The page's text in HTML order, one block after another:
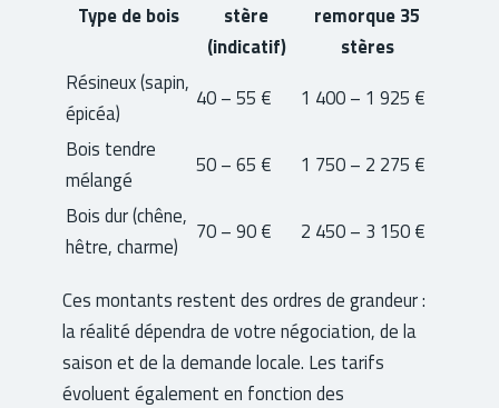
Type de bois
stère
(indicatif)
remorque 35
stères
Résineux (sapin,
épicéa)
40 – 55 €
1 400 – 1 925 €
Bois tendre
mélangé
50 – 65 €
1 750 – 2 275 €
Bois dur (chêne,
hêtre, charme)
70 – 90 € 2 450 – 3 150 €
Ces montants restent des ordres de grandeur :
la réalité dépendra de votre négociation, de la
saison et de la demande locale. Les tarifs
évoluent également en fonction des